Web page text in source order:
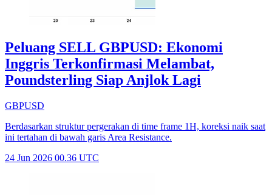
Peluang SELL GBPUSD: Ekonomi
Inggris Terkonfirmasi Melambat,
Poundsterling Siap Anjlok Lagi
GBPUSD
Berdasarkan struktur pergerakan di time frame 1H, koreksi naik saat
ini tertahan di bawah garis Area Resistance.
24 Jun 2026 00.36 UTC